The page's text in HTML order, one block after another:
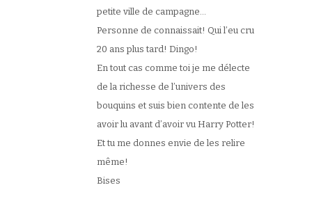
petite ville de campagne…
Personne de connaissait! Qui l’eu cru
20 ans plus tard! Dingo!
En tout cas comme toi je me délecte
de la richesse de l’univers des
bouquins et suis bien contente de les
avoir lu avant d’avoir vu Harry Potter!
Et tu me donnes envie de les relire
même!
Bises